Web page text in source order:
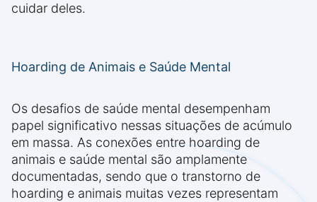
cuidar deles.
Hoarding de Animais e Saúde Mental
Os desafios de saúde mental desempenham
papel significativo nessas situações de acúmulo
em massa. As conexões entre hoarding de
animais e saúde mental são amplamente
documentadas, sendo que o transtorno de
hoarding e animais muitas vezes representam